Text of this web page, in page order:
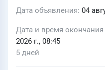
Дата объявления 04
Дата и время
2026 г., 08:45
5 дней